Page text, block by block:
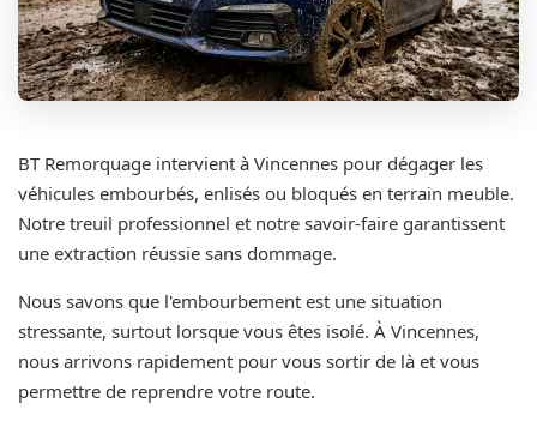
BT Remorquage intervient à Vincennes pour dégager les
véhicules embourbés, enlisés ou bloqués en terrain meuble.
Notre treuil professionnel et notre savoir-faire garantissent
une extraction réussie sans dommage.
Nous savons que l'embourbement est une situation
stressante, surtout lorsque vous êtes isolé. À Vincennes,
nous arrivons rapidement pour vous sortir de là et vous
permettre de reprendre votre route.